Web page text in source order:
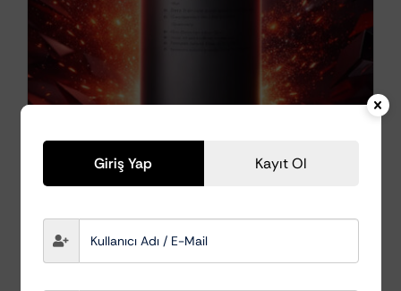
Koch Chemie H8.02
Ağır Aşındırıcı Pasta
Giriş Yap Kayıt Ol